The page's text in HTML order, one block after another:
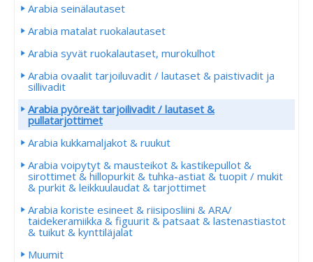
Arabia seinälautaset
Arabia matalat ruokalautaset
Arabia syvät ruokalautaset, murokulhot
Arabia ovaalit tarjoiluvadit / lautaset & paistivadit ja
sillivadit
Arabia pyöreät tarjoilivadit / lautaset &
pullatarjottimet
Arabia kukkamaljakot & ruukut
Arabia voipytyt & mausteikot & kastikepullot &
sirottimet & hillopurkit & tuhka-astiat & tuopit / mukit
& purkit & leikkuulaudat & tarjottimet
Arabia koriste esineet & riisiposliini & ARA/
taidekeramiikka & figuurit & patsaat & lastenastiastot
& tuikut & kynttiläjalat
Muumit